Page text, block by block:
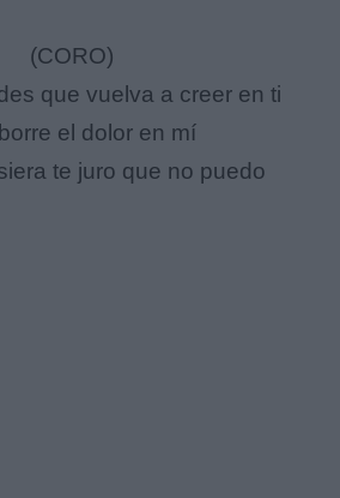
(CORO)
que vuelva a creer en ti
el dolor en mí
te juro que no puedo